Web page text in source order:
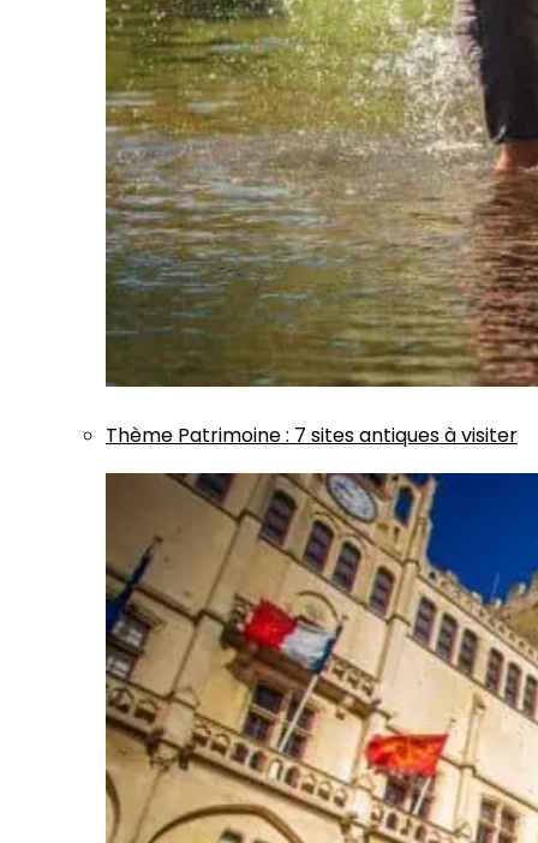
Thème Patrimoine: 7 sites antiques à visiter